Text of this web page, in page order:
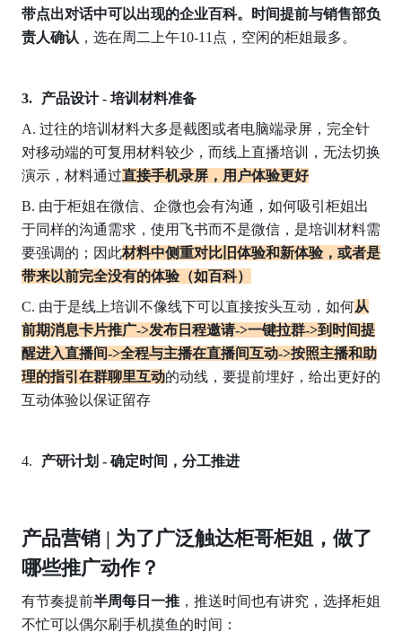
带点出对话中可以出现的企业百科。时间提前与销售部负
责人确认 ，选在周二上午10-11点，空闲的柜姐最多。
产品设计 - 培训材料准备
A. 过往的培训材料大多是截图或者电脑端录屏，完全针
对移动端的可复用材料较少，而线上直播培训，无法切换
演示，材料通过直接手机录屏，用户体验更好
B. 由于柜姐在微信、企微也会有沟通，如何吸引柜姐出
于同样的沟通需求，使用飞书而不是微信，是培训材料需
要强调的；因此材料中侧重对比旧体验和新体验，或者是
带来以前完全没有的体验（如百科）
C. 由于是线上培训不像线下可以直接按头互动，如何从
前期消息卡片推广->发布日程邀请->一键拉群->到时间提
醒进入直播间->全程与主播在直播间互动->按照主播和助
理的指引在群聊里互动的动线，要提前埋好，给出更好的
互动体验以保证留存
产研计划 - 确定时间，分工推进
产品营销 | 为了广泛触达柜哥柜姐，做了
哪些推广动作？
有节奏提前半周每日一推，推送时间也有讲究，选择柜姐
不忙可以偶尔刷手机摸鱼的时间：